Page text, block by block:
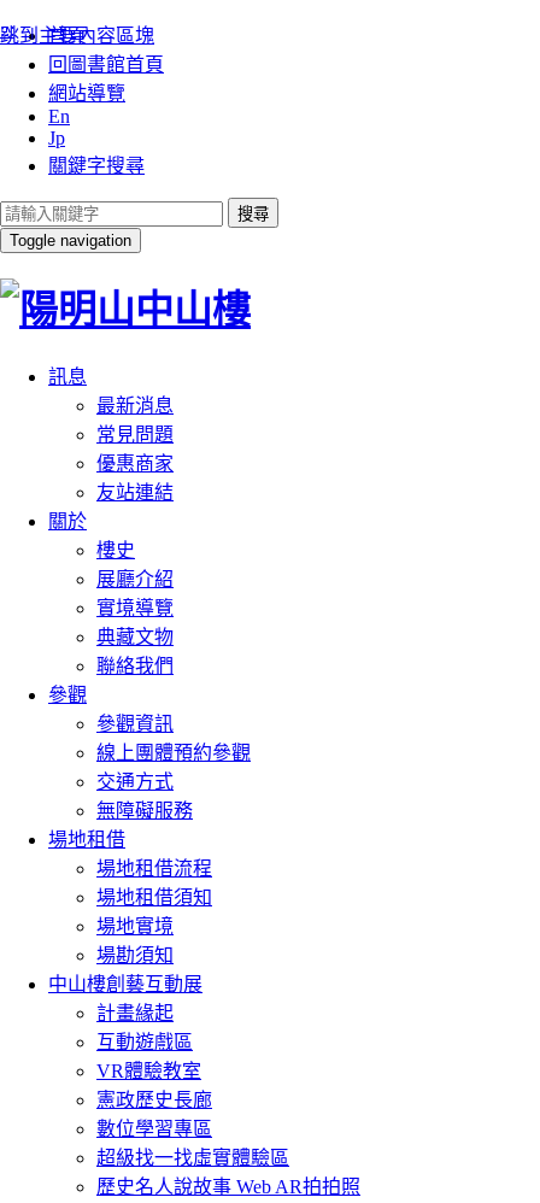
跳到主要內容區塊
:::
首頁
回圖書館首頁
網站導覽
En
Jp
關鍵字搜尋
搜尋
Toggle navigation
訊息
最新消息
常見問題
優惠商家
友站連結
關於
樓史
展廳介紹
實境導覽
典藏文物
聯絡我們
參觀
參觀資訊
線上團體預約參觀
交通方式
無障礙服務
場地租借
場地租借流程
場地租借須知
場地實境
場勘須知
中山樓創藝互動展
計畫緣起
互動遊戲區
VR體驗教室
憲政歷史長廊
數位學習專區
超級找一找虛實體驗區
歷史名人說故事 Web AR拍拍照